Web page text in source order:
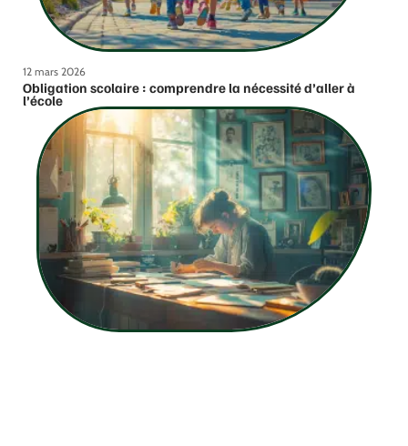
12 mars 2026
Obligation scolaire : comprendre la nécessité d’aller à
l’école